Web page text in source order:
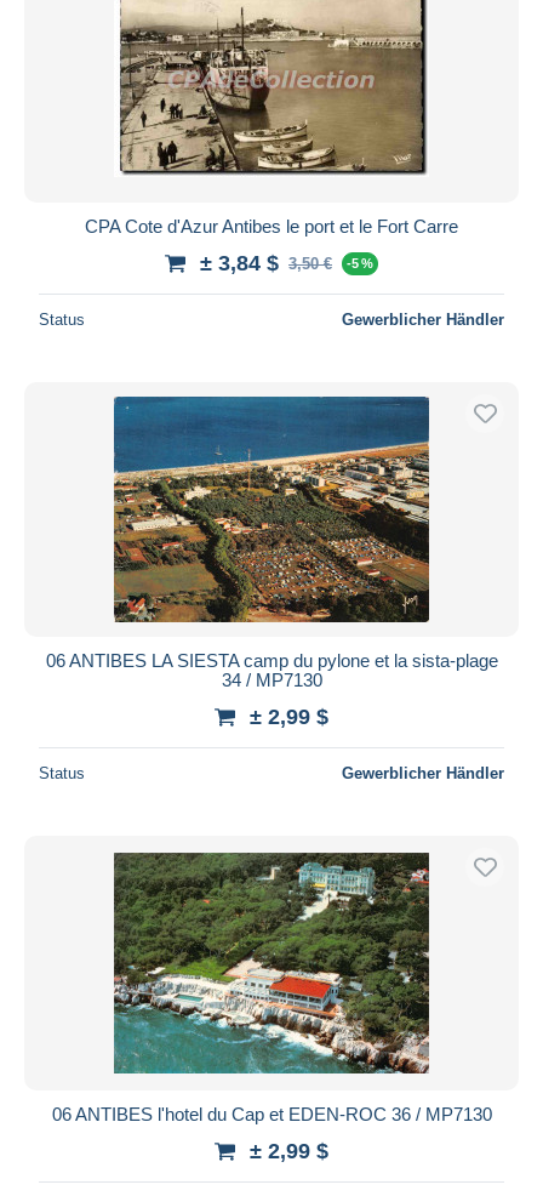
CPA Cote d'Azur Antibes le port et le Fort Carre
± 3,84 $ 3,50 € -5 %
Status Gewerblicher Händler
06 ANTIBES LA SIESTA camp du pylone et la sista-plage
34 / MP7130
± 2,99 $
Status Gewerblicher Händler
06 ANTIBES l'hotel du Cap et EDEN-ROC 36 / MP7130
± 2,99 $